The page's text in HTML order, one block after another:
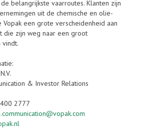
belangrijkste vaarroutes. Klanten zijn
uit de chemische en olie-
een grote verscheidenheid aan
die zijn weg naar een groot
vindt.
& Investor Relations
2777